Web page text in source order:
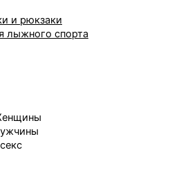
и рюкзаки
лыжного спорта